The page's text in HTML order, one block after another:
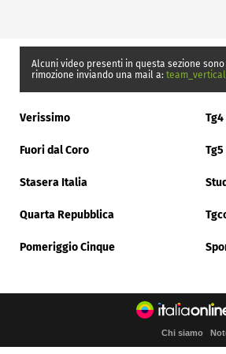
Alcuni video presenti in questa sezione
rimozione inviando una mail a:
Verissimo Tg4
Fuori dal Coro Tg5
Stasera Italia
Quarta Repubblica
Pomeriggio Cinque
Chi siamo